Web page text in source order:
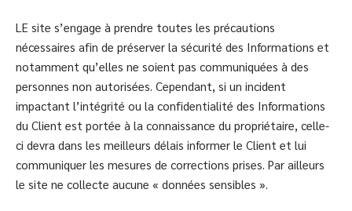
LE site s’engage à prendre toutes les précautions
nécessaires afin de préserver la sécurité des Informations et
notamment qu’elles ne soient pas communiquées à des
personnes non autorisées. Cependant, si un incident
impactant l’intégrité ou la confidentialité des Informations
du Client est portée à la connaissance du propriétaire, celle-
ci devra dans les meilleurs délais informer le Client et lui
communiquer les mesures de corrections prises. Par ailleurs
le site ne collecte aucune « données sensibles ».